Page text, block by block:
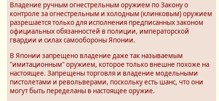
Владение ручным огнестрельным оружием по Закону о
контроле за огнестрельным и холодным (клинковым) оружием
разрешается только для исполнения предписанных законом
официальных обязанностей в полиции, императорской
гвардии и силах самообороны Японии.
В Японии запрещено владение даже так называемым
"имитационным" оружием, которое только внешне похоже на
настоящее. Запрещены торговля и владение модельными
пистолетами и револьверами, поскольку есть шанс, что они
могут быть переделаны в настоящее оружие.